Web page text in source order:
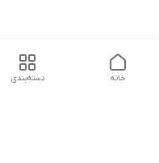
دسته‌بندی خانه